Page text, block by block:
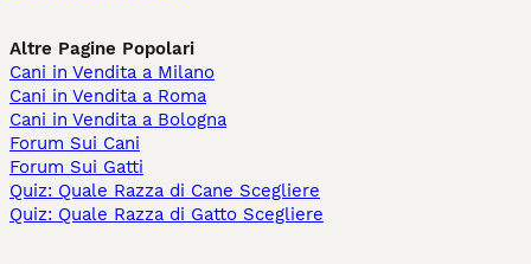
Altre Pagine Popolari
Cani in Vendita a Milano
Cani in Vendita a Roma
Cani in Vendita a Bologna
Forum Sui Cani
Forum Sui Gatti
Quiz: Quale Razza di Cane Scegliere
Quiz: Quale Razza di Gatto Scegliere